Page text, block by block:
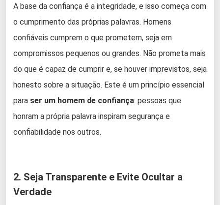
A base da confiança é a integridade, e isso começa com
o cumprimento das próprias palavras. Homens
confiáveis cumprem o que prometem, seja em
compromissos pequenos ou grandes. Não prometa mais
do que é capaz de cumprir e, se houver imprevistos, seja
honesto sobre a situação. Este é um princípio essencial
para ser um homem de confiança: pessoas que
honram a própria palavra inspiram segurança e
confiabilidade nos outros.
2. Seja Transparente e Evite Ocultar a
Verdade